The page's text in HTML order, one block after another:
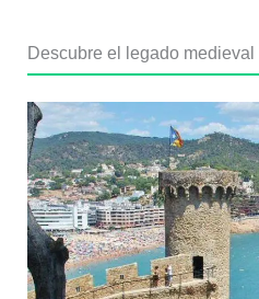
Descubre el legado medieval